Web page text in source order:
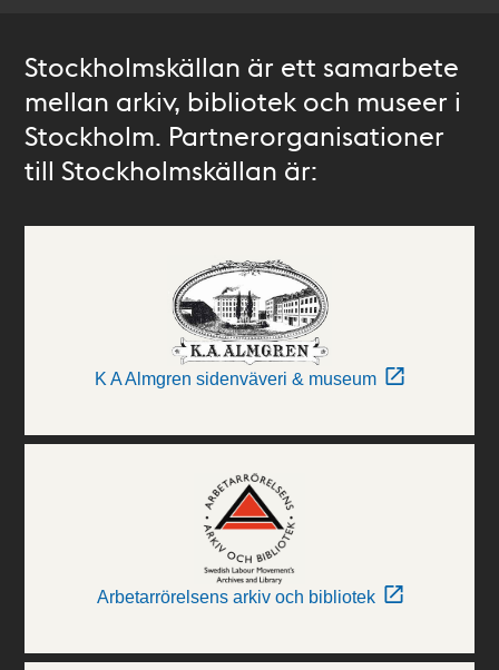
Stockholmskällan är ett samarbete
mellan arkiv, bibliotek och museer i
Stockholm. Partnerorganisationer
till Stockholmskällan är:
K A Almgren sidenväveri & museum
Arbetarrörelsens arkiv och bibliotek